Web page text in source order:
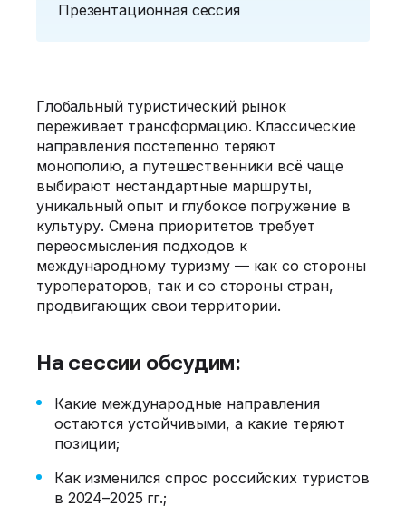
Презентационная сессия
Глобальный туристический рынок
переживает трансформацию. Классические
направления постепенно теряют
монополию, а путешественники всё чаще
выбирают нестандартные маршруты,
уникальный опыт и глубокое погружение в
культуру. Смена приоритетов требует
переосмысления подходов к
международному туризму — как со стороны
туроператоров, так и со стороны стран,
продвигающих свои территории.
На сессии обсудим:
Какие международные направления
остаются устойчивыми, а какие теряют
позиции;
Как изменился спрос российских туристов
в 2024–2025 гг.;